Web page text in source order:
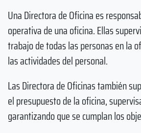
Una Directora de Oficina es
operativa de una oficina. Ellas
trabajo de todas las personas en la
las actividades del personal.
Las Directora de Oficinas también
el presupuesto de la oficina,
garantizando que se cumplan los